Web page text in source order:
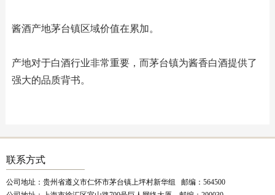
酱酒产地茅台镇区域价值在累加。
产地对于白酒行业非常重要，而茅台镇为酱香白酒提供了
强大的品质背书。
联系方式
公司地址：贵州省遵义市仁怀市茅台镇上坪村新华组 邮编：564500